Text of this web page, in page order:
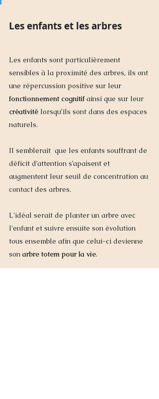
Les enfants et les arbres
Les enfants sont particulièrement
sensibles à la proximité des arbres, ils ont
une répercussion positive sur leur
fonctionnement cognitif ainsi que sur leur
créativité lorsqu’ils sont dans des espaces
naturels.
Il semblerait  que les enfants souffrant de
déficit d’attention s’apaisent et
augmentent leur seuil de concentration au
contact des arbres.
L'idéal serait de planter un arbre avec
l'enfant et suivre ensuite son évolution
tous ensemble afin que celui-ci devienne
son arbre totem pour la vie.